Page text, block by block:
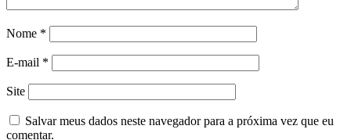
Nome *
E-mail *
Site
Salvar meus dados neste navegador para a próxima vez que eu
comentar.